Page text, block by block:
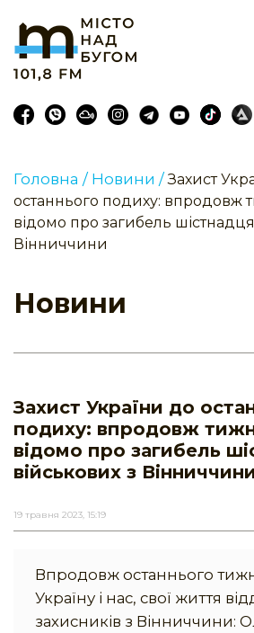
Головна / Новини / Захист
останнього подиху: впродовж
відомо про загибель
Вінниччини
Новини
Захист України до
подиху: впродовж
відомо про загибель
військових з
19 травня 2023, 15:19
Впродовж останнього
Україну і нас, свої життя
захисників з Вінниччини: